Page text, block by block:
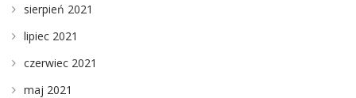
sierpień 2021
lipiec 2021
czerwiec 2021
maj 2021